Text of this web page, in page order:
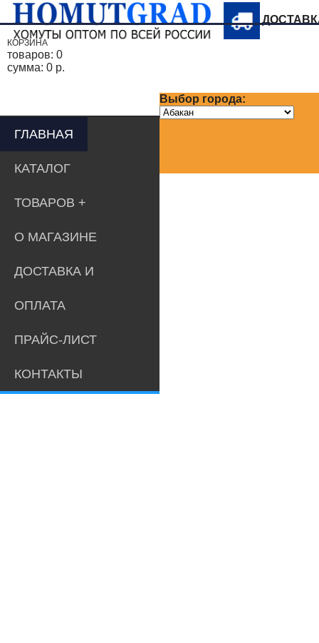
Выбор города:
КОРЗИНА
товаров: 0
сумма: 0 р.
ГЛАВНАЯ
КАТАЛОГ
ТОВАРОВ
О МАГАЗИНЕ
ДОСТАВКА И
ОПЛАТА
ПРАЙС-ЛИСТ
КОНТАКТЫ